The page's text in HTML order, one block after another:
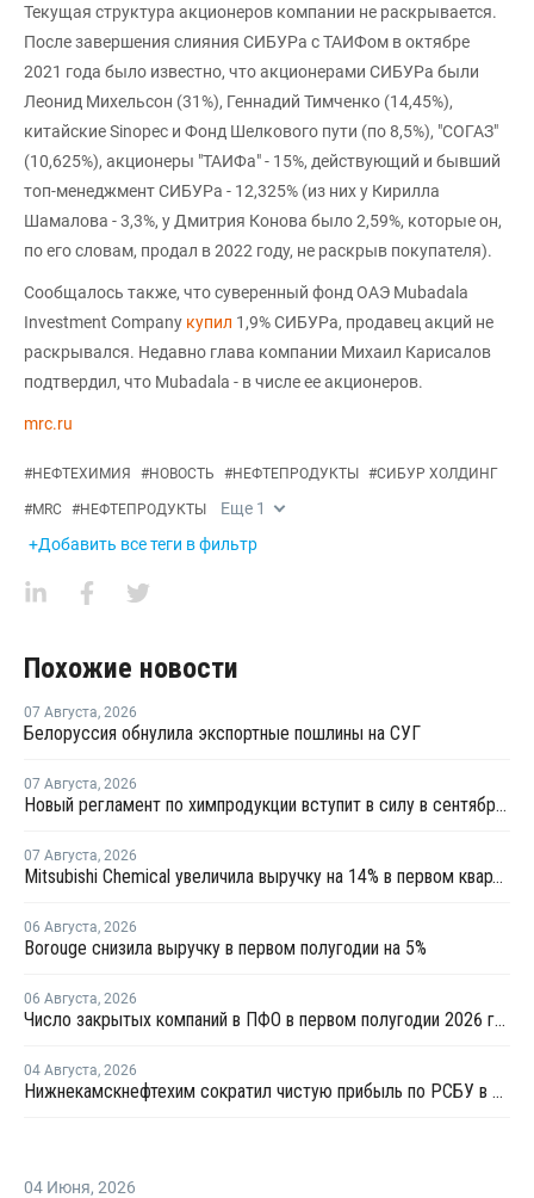
Текущая структура акционеров компании не раскрывается.
После завершения слияния СИБУРа с ТАИФом в октябре
2021 года было известно, что акционерами СИБУРа были
Леонид Михельсон (31%), Геннадий Тимченко (14,45%),
китайские Sinopec и Фонд Шелкового пути (по 8,5%), "СОГАЗ"
(10,625%), акционеры "ТАИФа" - 15%, действующий и бывший
топ-менеджмент СИБУРа - 12,325% (из них у Кирилла
Шамалова - 3,3%, у Дмитрия Конова было 2,59%, которые он,
по его словам, продал в 2022 году, не раскрыв покупателя).
Сообщалось также, что суверенный фонд ОАЭ Mubadala
Investment Company купил 1,9% СИБУРа, продавец акций не
раскрывался. Недавно глава компании Михаил Карисалов
подтвердил, что Mubadala - в числе ее акционеров.
mrc.ru
#НЕФТЕХИМИЯ #НОВОСТЬ #НЕФТЕПРОДУКТЫ #СИБУР ХОЛДИНГ
#MRC #НЕФТЕПРОДУКТЫ Еще 1
+Добавить все теги в фильтр
Похожие новости
07 Августа, 2026
Белоруссия обнулила экспортные пошлины на СУГ
07 Августа, 2026
Новый регламент по химпродукции вступит в силу в сентябре 2027 года
07 Августа, 2026
Mitsubishi Chemical увеличила выручку на 14% в первом квартале японского финансового года
06 Августа, 2026
Borouge снизила выручку в первом полугодии на 5%
06 Августа, 2026
Число закрытых компаний в ПФО в первом полугодии 2026 года вдвое превысило число новых
04 Августа, 2026
Нижнекамскнефтехим сократил чистую прибыль по РСБУ в 15 раз в первом полугодии
04 Июня, 2026